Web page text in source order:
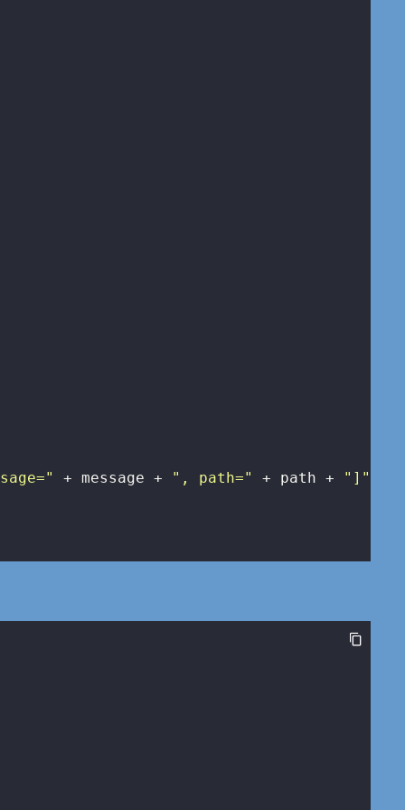
+ message + ", path=" + path + "]"